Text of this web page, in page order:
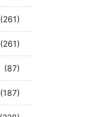
(417)
(71)
(261)
(261)
(87)